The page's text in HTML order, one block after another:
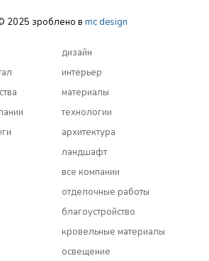
2025 зроблено в mc design
дизайн
интерьер
материалы
технологии
архитектура
ландшафт
все компании
отделочные работы
благоустройство
кровельные материалы
освещение